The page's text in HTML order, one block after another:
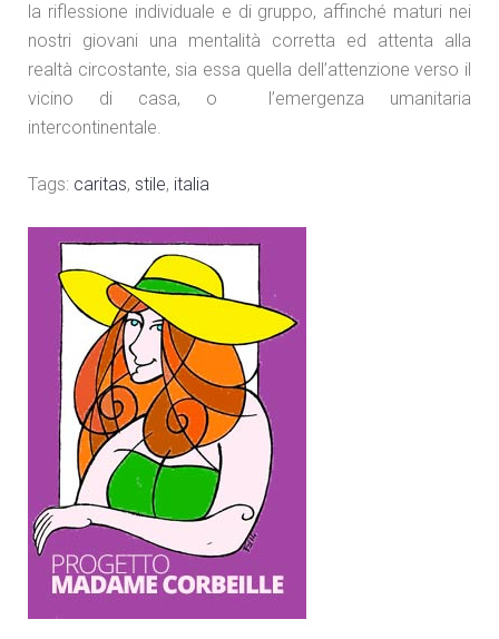
la riflessione individuale e di gruppo, affinché maturi nei
nostri giovani una mentalità corretta ed attenta alla
realtà circostante, sia essa quella dell’attenzione verso il
vicino di casa, o l’emergenza umanitaria
intercontinentale.
Tags: caritas, stile, italia